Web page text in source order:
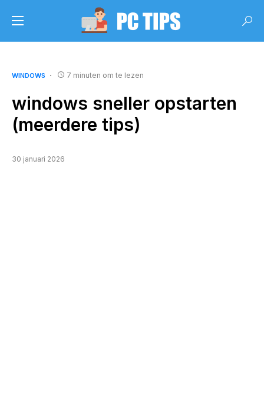
WINDOWS 7 minuten om te lezen
windows sneller opstarten
(meerdere tips)
30 januari 2026